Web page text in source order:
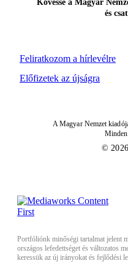
Feliratkozom a hírlevélre
Kövesse a Magyar
és
Előfizetek az újságra
A Magyar Nemzet
© 2026
Portfóliónk minőségi tartalmat jelent
országos lefedettséget és változatos
keressük az új irányokat és fejlődési